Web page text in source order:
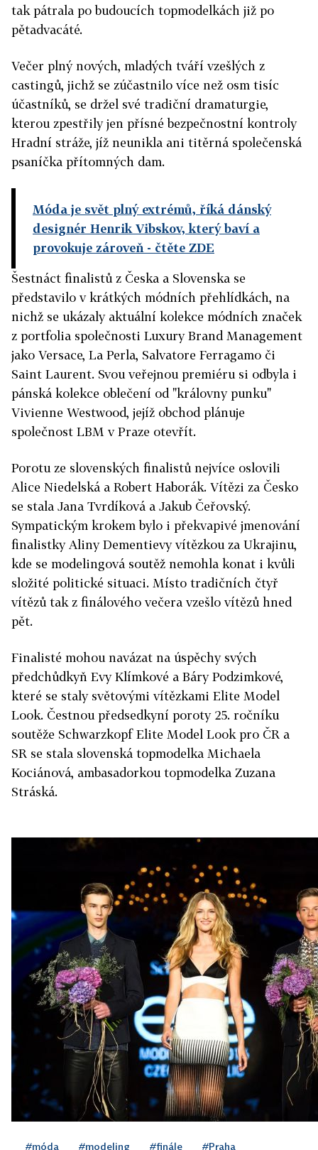
tak pátrala po budoucích topmodelkách již po
pětadvacáté.
Večer plný nových, mladých tváří vzešlých z
castingů, jichž se zúčastnilo více než osm tisíc
účastníků, se držel své tradiční dramaturgie,
kterou zpestřily jen přísné bezpečnostní kontroly
Hradní stráže, jíž neunikla ani titěrná společenská
psaníčka přítomných dam.
Móda je svět plný extrémů, říká dánský
designér Henrik Vibskov, který baví a
provokuje zároveň - čtěte ZDE
Šestnáct finalistů z Česka a Slovenska se
představilo v krátkých módních přehlídkách, na
nichž se ukázaly aktuální kolekce módních značek
z portfolia společnosti Luxury Brand Management
jako Versace, La Perla, Salvatore Ferragamo či
Saint Laurent. Svou veřejnou premiéru si odbyla i
pánská kolekce oblečení od "královny punku"
Vivienne Westwood, jejíž obchod plánuje
společnost LBM v Praze otevřít.
Porotu ze slovenských finalistů nejvíce oslovili
Alice Niedelská a Robert Haborák. Vítězi za Česko
se stala Jana Tvrdíková a Jakub Čeřovský.
Sympatickým krokem bylo i překvapivé jmenování
finalistky Aliny Dementievy vítězkou za Ukrajinu,
kde se modelingová soutěž nemohla konat i kvůli
složité politické situaci. Místo tradičních čtyř
vítězů tak z finálového večera vzešlo vítězů hned
pět.
Finalisté mohou navázat na úspěchy svých
předchůdkyň Evy Klímkové a Báry Podzimkové,
které se staly světovými vítězkami Elite Model
Look. Čestnou předsedkyní poroty 25. ročníku
soutěže Schwarzkopf Elite Model Look pro ČR a
SR se stala slovenská topmodelka Michaela
Kociánová, ambasadorkou topmodelka Zuzana
Stráská.
#móda #modeling #finále #Praha